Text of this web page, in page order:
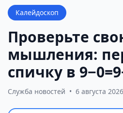
Калейдоскоп
Проверьте
мышления:
спичку в
Служба новостей • 6 августа